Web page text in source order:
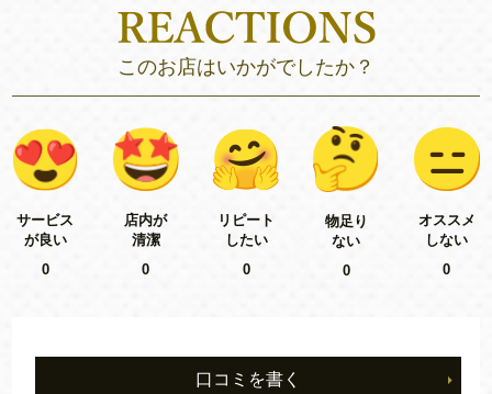
このお店はいかがでしたか？
サービス
が良い
0
店内が
清潔
0
リピート
したい
0
物足り
ない
0
オススメ
しない
0
口コミを書く